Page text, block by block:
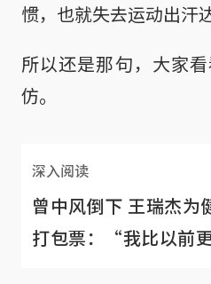
惯，也就失去运动出汗
所以还是那句，大家
仿。
深入阅读
曾中风倒下 王瑞杰为
打包票：“我比以前